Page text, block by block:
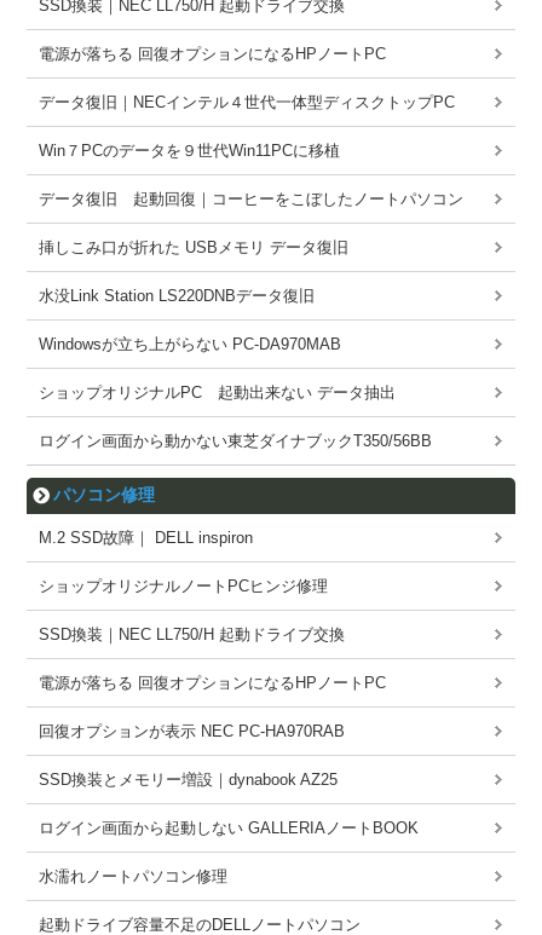
SSD換装｜NEC LL750/H 起動ドライブ交換
電源が落ちる 回復オプションになるHPノートPC
データ復旧｜NECインテル４世代一体型ディスクトップPC
Win７PCのデータを９世代Win11PCに移植
データ復旧 起動回復｜コーヒーをこぼしたノートパソコン
挿しこみ口が折れた USBメモリ データ復旧
水没Link Station LS220DNBデータ復旧
Windowsが立ち上がらない PC-DA970MAB
ショップオリジナルPC 起動出来ない データ抽出
ログイン画面から動かない東芝ダイナブックT350/56BB
パソコン修理
M.2 SSD故障｜ DELL inspiron
ショップオリジナルノートPCヒンジ修理
SSD換装｜NEC LL750/H 起動ドライブ交換
電源が落ちる 回復オプションになるHPノートPC
回復オプションが表示 NEC PC-HA970RAB
SSD換装とメモリー増設｜dynabook AZ25
ログイン画面から起動しない GALLERIAノートBOOK
水濡れノートパソコン修理
起動ドライブ容量不足のDELLノートパソコン